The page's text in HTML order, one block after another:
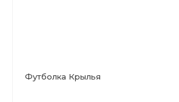
Футболка Крылья